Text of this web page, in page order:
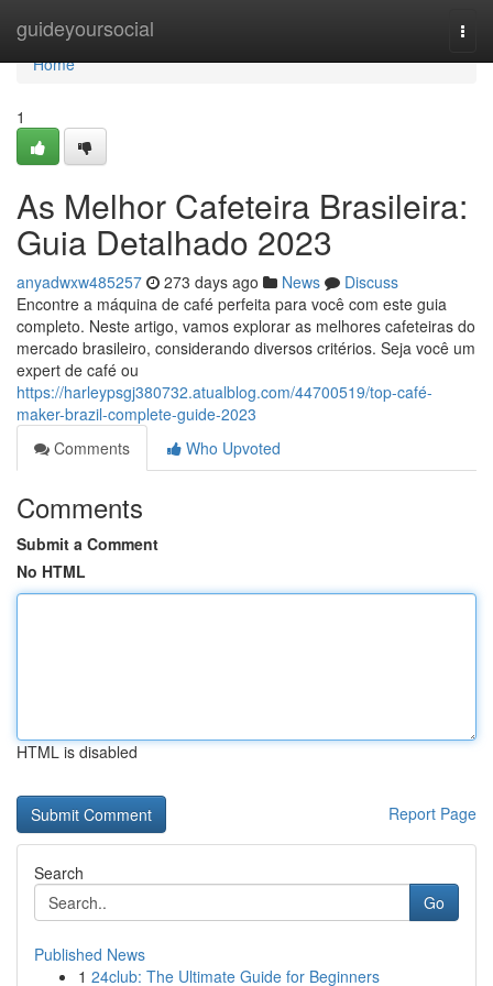
guideyoursocial
Home
Home
1
As Melhor Cafeteira Brasileira:
Guia Detalhado 2023
anyadwxw485257 273 days ago News
Discuss
Encontre a máquina de café perfeita para você com este guia
completo. Neste artigo, vamos explorar as melhores cafeteiras do
mercado brasileiro, considerando diversos critérios. Seja você um
expert de café ou
https://harleypsgj380732.atualblog.com/44700519/top-café-
maker-brazil-complete-guide-2023
Comments
Who Upvoted
Comments
Submit a Comment
No HTML
HTML is disabled
Report Page
Search
Go
Published News
1 24club: The Ultimate Guide for Beginners